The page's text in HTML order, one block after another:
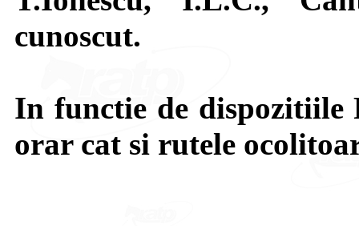
cunoscut.
In functie de
orar cat si rutele